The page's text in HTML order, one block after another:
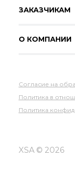
ЗАКАЗЧИКАМ
О КОМПАНИИ
XSA © 2026
Согласие на
Политика в
Политика